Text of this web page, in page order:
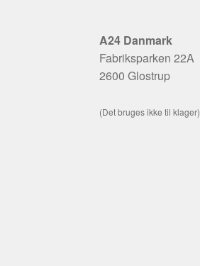
A24 Danmark
Fabriksparken 22A
2600 Glostrup
(Det bruges ikke til klager)